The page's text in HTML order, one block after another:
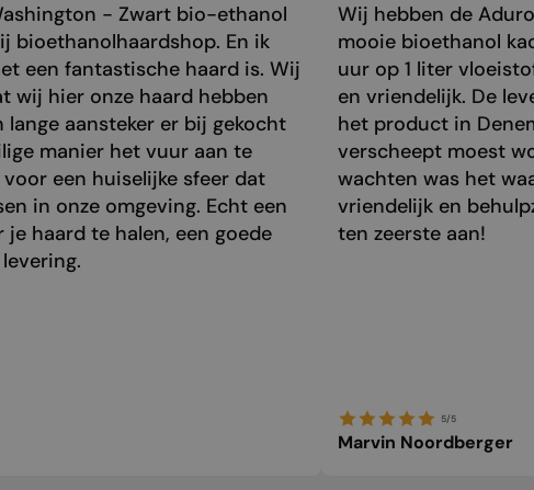
- Zwart bio-ethanol
bioethanolhaardshop. En ik
een fantastische haard is. Wij
wij hier onze haard hebben
lange aansteker er bij gekocht
manier het vuur aan te
een huiselijke sfeer dat
in onze omgeving. Echt een
je haard te halen, een goede
Wij hebben de
mooie bioethanol
uur op 1 liter
en vriendelijk. De
het product in
verscheept moest
wachten was het
vriendelijk en
ten zeerste aan!
5/5
Marvin Noordberger